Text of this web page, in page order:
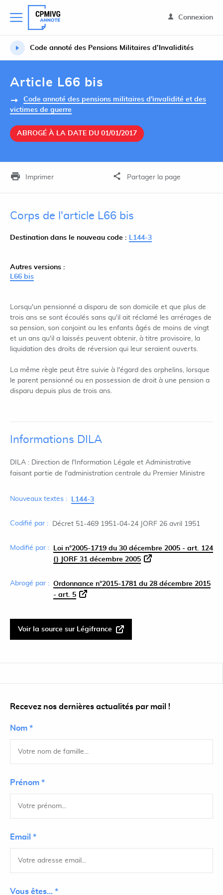
Connexion
Code annoté des Pensions Militaires d’Invalidités
Article L66 bis
Code annoté des pensions militaires d'invalidité et des
victimes de guerre
ABROGÉ À LA DATE DU 01/01/2017
Imprimer Partager la page
Corps de l'article L66 bis
Destination dans le nouveau code : L144-3
Autres versions :
L66 bis
Lorsqu'un pensionné a disparu de son domicile et que plus de
trois ans se sont écoulés sans qu'il ait réclamé les arrérages de
sa pension, son conjoint ou les enfants âgés de moins de vingt
et un ans qu'il a laissés peuvent obtenir, à titre provisoire, la
liquidation des droits de réversion qui leur seraient ouverts.
La même règle peut être suivie à l'égard des orphelins, lorsque
le parent pensionné ou en possession de droit à une pension a
disparu depuis plus de trois ans.
Informations DILA
DILA : Direction de l'Information Légale et Administrative
faisant partie de l'administration centrale du Premier Ministre
Nouveaux textes : L144-3
Codifié par : Décret 51-469 1951-04-24 JORF 26 avril 1951
Modifié par :
Loi n°2005-1719 du 30 décembre 2005 - art. 124
() JORF 31 décembre 2005
Abrogé par : Ordonnance n°2015-1781 du 28 décembre 2015
- art. 5
Voir la source sur Légifrance
Recevez nos dernières actualités par mail !
Nom *
Prénom *
Email *
Vous êtes... *